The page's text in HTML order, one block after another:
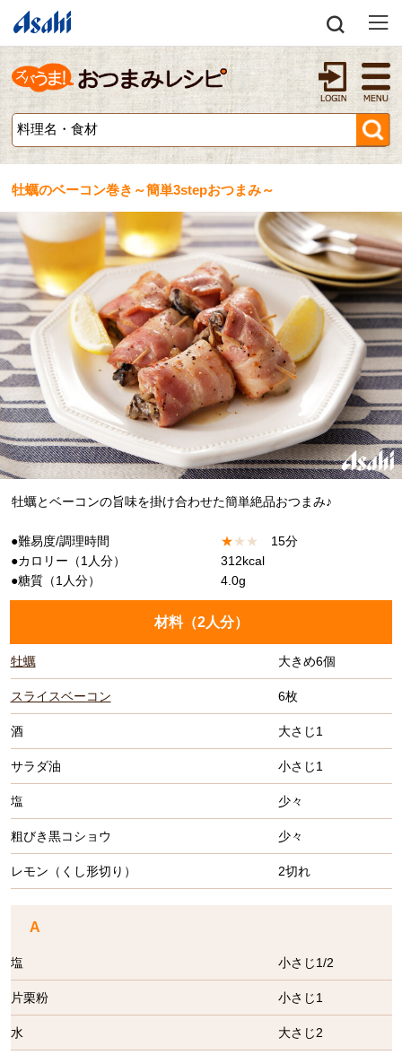
牡蠣のベーコン巻き～簡単3stepおつまみ～
牡蠣とベーコンの旨味を掛け合わせた簡単絶品おつまみ♪
●難易度/調理時間 ★★ ★
15分
●カロリー（1人分）
312kcal
●糖質（1人分）
4.0g
材料（2人分）
牡蠣 大きめ6個
スライスベーコン 6枚
酒 大さじ1
サラダ油 小さじ1
塩 少々
粗びき黒コショウ 少々
レモン（くし形切り） 2切れ
A
塩 小さじ1/2
片栗粉 小さじ1
水 大さじ2